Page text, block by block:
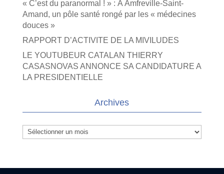
« C’est du paranormal ! » : À Amfreville-Saint-
Amand, un pôle santé rongé par les « médecines
douces »
RAPPORT D’ACTIVITE DE LA MIVILUDES
LE YOUTUBEUR CATALAN THIERRY
CASASNOVAS ANNONCE SA CANDIDATURE A
LA PRESIDENTIELLE
Archives
Archives